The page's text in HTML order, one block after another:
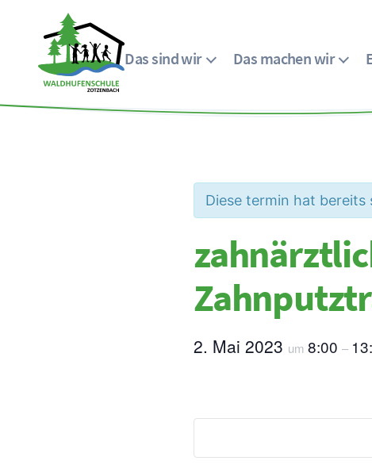
Waldhufenschule
Das sind wir Das machen wir
Menü
Diese termin hat
2. Mai 2023 um 8:00 –